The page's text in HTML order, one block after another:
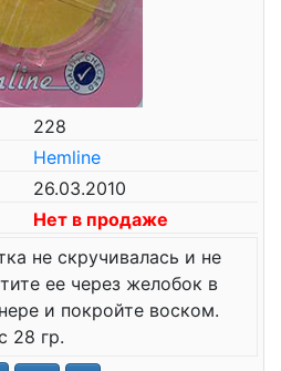
228
Hemline
26.03.2010
Нет в продаже
не скручивалась и не
ее через желобок в
и покройте воском.
28 гр.